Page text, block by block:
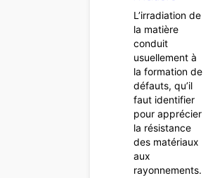
L’irradiation de
la matière
conduit
usuellement à
la formation de
défauts, qu’il
faut identifier
pour apprécier
la résistance
des matériaux
aux
rayonnements.